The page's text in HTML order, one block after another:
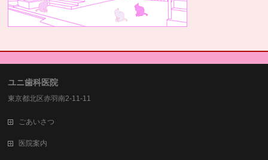
ユニ歯科医院
東京都北区赤羽南2-11-11
ごあいさつ
医院案内